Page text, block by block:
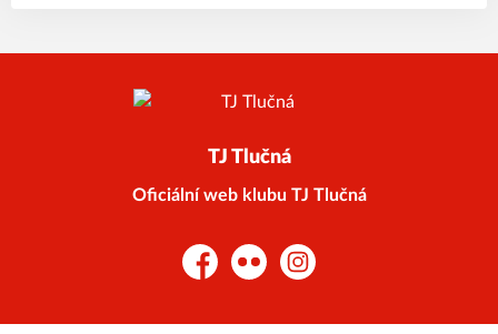
TJ Tlučná
Oficiální web klubu TJ Tlučná
FacebookFlickr Instagram